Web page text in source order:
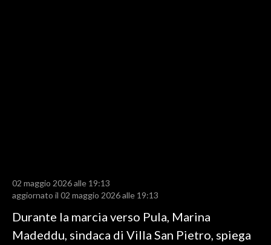
VOLLEY
MOTORI
TENNIS
ALTRI SPORT
02 maggio 2026 alle 19:13
aggiornato il 02 maggio 2026 alle 19:13
Durante la marcia verso Pula, Marina
Madeddu, sindaca di Villa San Pietro, spiega